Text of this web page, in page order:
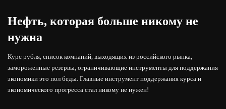
Нефть, которая больше никому не
нужна
Курс рубля, список компаний, выходящих из российского рынка,
замороженные резервы, ограничивающие инструменты для поддержания
экономики это пол беды. Главные инструмент поддержания курса и
экономического прогресса стал никому не нужен!